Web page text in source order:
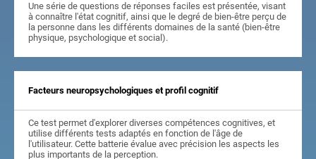
Une série de questions de réponses faciles est présentée, visant
à connaître l'état cognitif, ainsi que le degré de bien-être perçu de
la personne dans les différents domaines de la santé (bien-être
physique, psychologique et social).
Facteurs neuropsychologiques et profil cognitif
Ce test permet d'explorer diverses compétences cognitives, et
utilise différents tests adaptés en fonction de l'âge de
l'utilisateur. Cette batterie évalue avec précision les aspects les
plus importants de la perception.